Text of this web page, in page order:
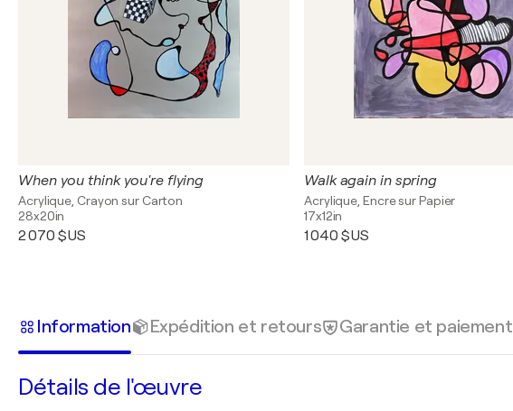
When you think you're flying
Acrylique, Crayon sur Carton
28x20in
2 070 $US
Walk again in spring
Acrylique, Encre sur Papier
17x12in
1 040 $US
Information Expédition et retours Garantie et paiement
Détails de l'œuvre